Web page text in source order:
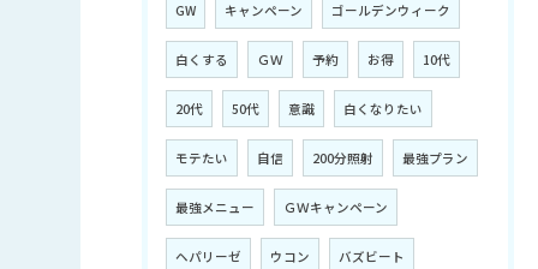
GW キャンペーン ゴールデンウィーク
白くする ＧＷ 予約 お得 10代
20代 50代 意識 白くなりたい
モテたい 自信 200分照射 最強プラン
最強メニュー ＧＷキャンペーン
ヘパリーゼ ウコン バズビート